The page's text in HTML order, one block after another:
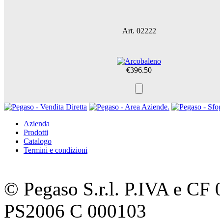
Art. 02222
€396.50
Azienda
Prodotti
Catalogo
Termini e condizioni
© Pegaso S.r.l. P.IVA e
PS2006 C 000103